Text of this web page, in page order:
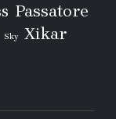
Passatore
Sky Xikar